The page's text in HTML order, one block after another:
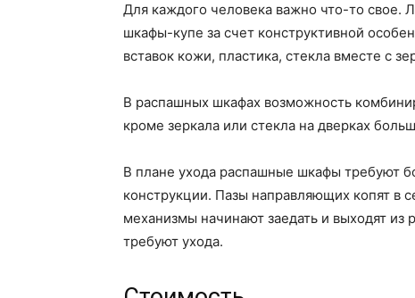
Для каждого человека важно что-то свое.
шкафы-купе за счет конструктивной
вставок кожи, пластика, стекла вместе с
В распашных шкафах возможность
кроме зеркала или стекла на дверках
В плане ухода распашные шкафы требуют
конструкции. Пазы направляющих копят в
механизмы начинают заедать и выходят
требуют ухода.